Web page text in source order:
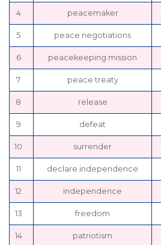
4 peacemaker
5 peace negotiations
6 peacekeeping mission
7 peace treaty
8 release
9 defeat
10 surrender
11 declare independence
12 independence
13 freedom
14 patriotism